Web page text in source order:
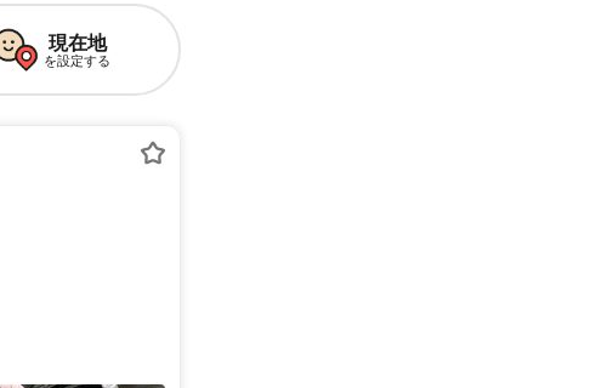
現在地
を設定する